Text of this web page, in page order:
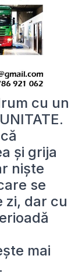
cu un
și grija
niște
se
zi, dar cu
mai